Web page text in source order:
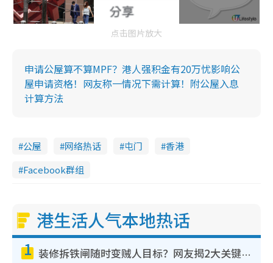
点击图片放大
申请公屋算不算MPF？港人强积金有20万忧影响公
屋申请资格！网友称一情况下需计算！附公屋入息
计算方法
公屋 网络热话 屯门
香港
Facebook群组
港生活人气本地热话
1 装修拆铁闸随时变贼人目标？网友揭2大关键用途：装新款等于白装？附新旧铁闸分别